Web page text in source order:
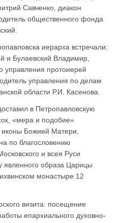
Савченко, диакон
общественного фонда
иерарха встречали:
и Булаевский Владимир,
управления протоиерей
управления по делам
области Р.И. Касенова.
в Петропавловскую
«мера и подобие»
иконы Божией Матери,
по благословению
и всея Руси
образа Царицы
монастыре 12
визита: посещение
епархиального духовно-